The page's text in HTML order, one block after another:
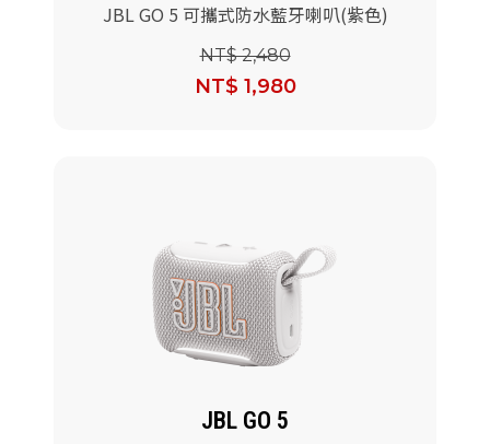
JBL GO 5 可攜式防水藍牙喇叭(紫色)
NT$ 2,480
NT$ 1,980
JBL GO 5